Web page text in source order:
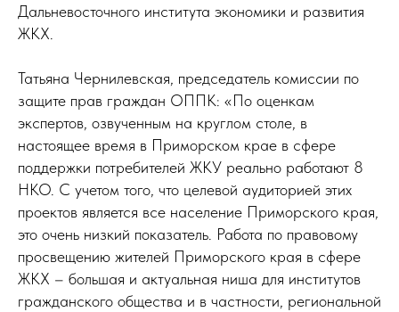
Дальневосточного института экономики и развития
ЖКХ.
Татьяна Чернилевская, председатель комиссии по
защите прав граждан ОППК: «По оценкам
экспертов, озвученным на круглом столе, в
настоящее время в Приморском крае в сфере
поддержки потребителей ЖКУ реально работают 8
НКО. С учетом того, что целевой аудиторией этих
проектов является все население Приморского края,
это очень низкий показатель. Работа по правовому
просвещению жителей Приморского края в сфере
ЖКХ – большая и актуальная ниша для институтов
гражданского общества и в частности, региональной